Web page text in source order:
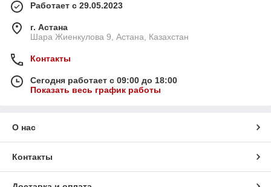
Работает с 29.05.2023
г. Астана
Шара Жиенкулова 9, Астана, Казахстан
Контакты
Сегодня работает с 09:00 до 18:00
Показать весь график работы
О нас
Контакты